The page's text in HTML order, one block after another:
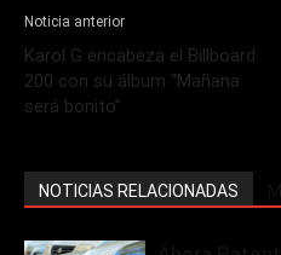
Noticia anterior
Karol G encabeza el Billboard
200 con su álbum “Mañana
será bonito”
NOTICIAS RELACIONADAS